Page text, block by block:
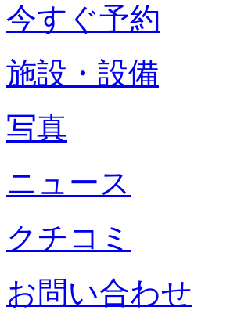
今すぐ予約
施設・設備
写真
ニュース
クチコミ
お問い合わせ